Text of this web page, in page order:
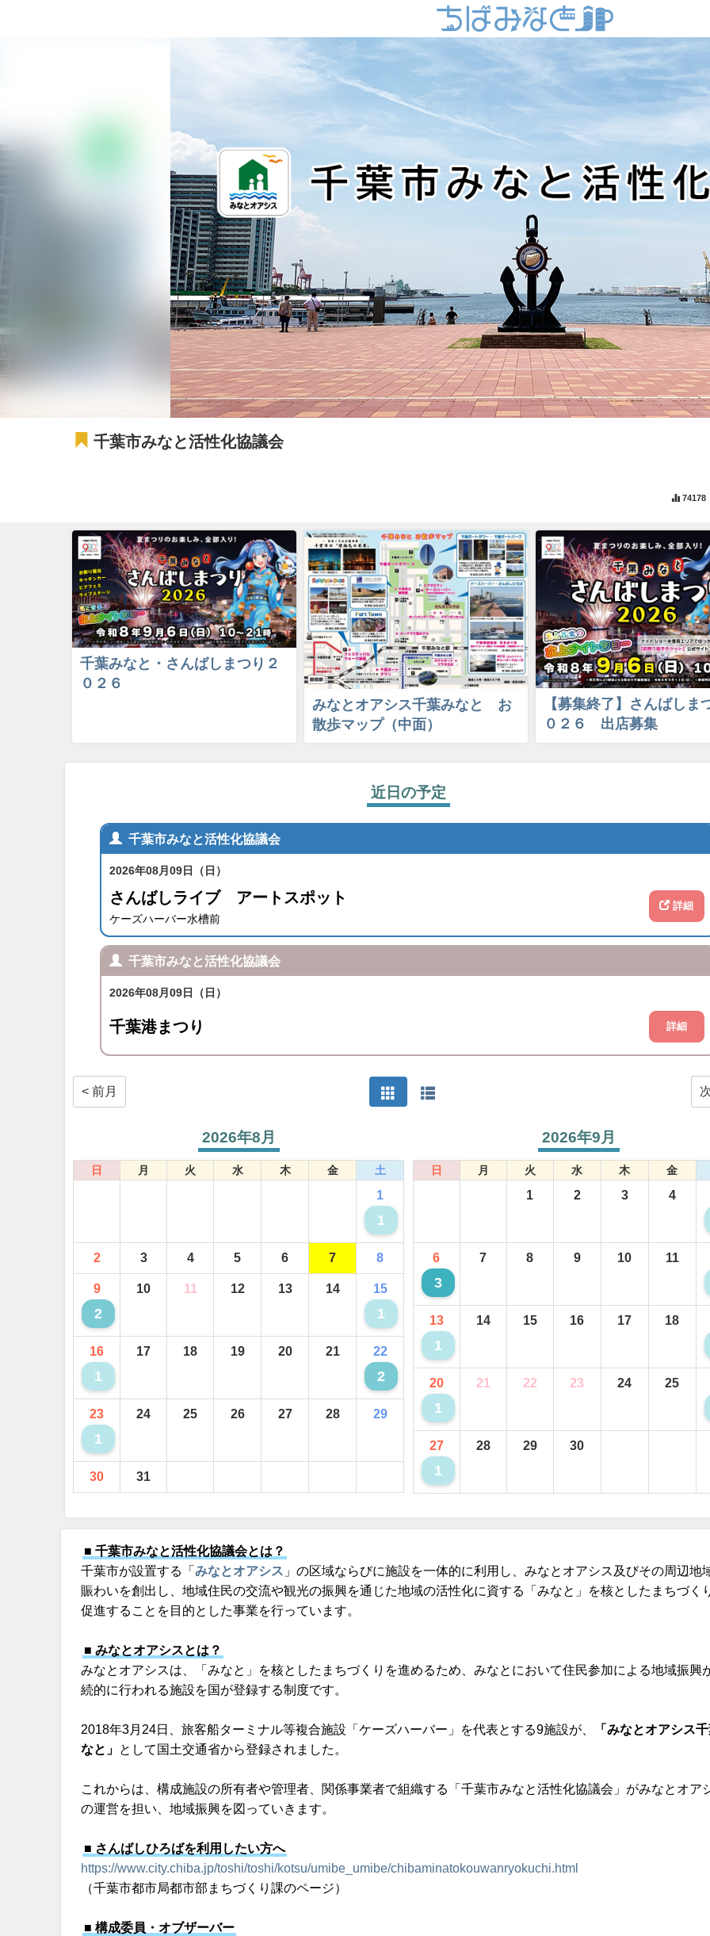
千葉市みなと活性化協議会
74178
千葉みなと・さんばしまつり２
０２６
みなとオアシス千葉みなと お
散歩マップ（中面）
【募集終了】さんばしま
０２６ 出店募集
近日の予定
千葉市みなと活性化協議会
2026年08月09日（日）
さんばしライブ アートスポット
ケーズハーバー水槽前
詳細
千葉市みなと活性化協議会
2026年08月09日（日）
千葉港まつり 詳細
< 前月
2026年8月
日 月 火 水 木 金 土
1
1
2 3 4 5 6 7 8
9
2
10 11 12 13 14 15
1
16
1
17 18 19 20 21 22
2
23
1
24 25 26 27 28 29
30 31
2026年9月
日 月 火 水 木 金
1 2 3 4
6
3
7 8 9 10 11
13
1
14 15 16 17 18
20
1
21 22 23 24 25
27
1
28 29 30
■ 千葉市みなと活性化協議会とは？
千葉市が設置する「 みなとオアシス 」の区域ならびに施設を一体的に利用し、みなとオアシス及びその周辺地
賑わいを創出し、地域住民の交流や観光の振興を通じた地域の活性化に資する「みなと」を核としたまちづく
促進することを目的とした事業を行っています。
■ みなとオアシスとは？
みなとオアシスは、「みなと」を核としたまちづくりを進めるため、みなとにおいて住民参加による地域振興
続的に行われる施設を国が登録する制度です。
2018年3月24日、旅客船ターミナル等複合施設「ケーズハーバー」を代表とする9施設が、
「みなとオアシス
なと」 として国土交通省から登録されました。
これからは、構成施設の所有者や管理者、関係事業者で組織する「千葉市みなと活性化協議会」がみなとオア
の運営を担い、地域振興を図っていきます。
■ さんばしひろばを利用したい方へ
https://www.city.chiba.jp/toshi/toshi/kotsu/umibe_umibe/chibaminatokouwanryokuchi.html
（千葉市都市局都市部まちづくり課のページ）
■ 構成委員・オブザーバー